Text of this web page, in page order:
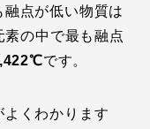
点が低い物質は
素の中で最も融点
です。
くわかります